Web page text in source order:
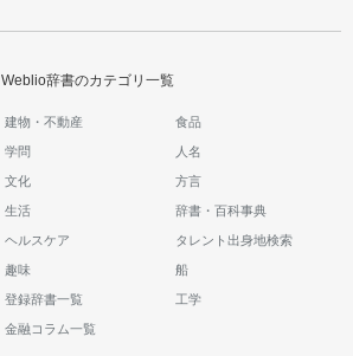
Weblio辞書のカテゴリ一覧
建物・不動産 食品
学問 人名
文化 方言
生活 辞書・百科事典
ヘルスケア タレント出身地検索
趣味 船
登録辞書一覧 工学
金融コラム一覧